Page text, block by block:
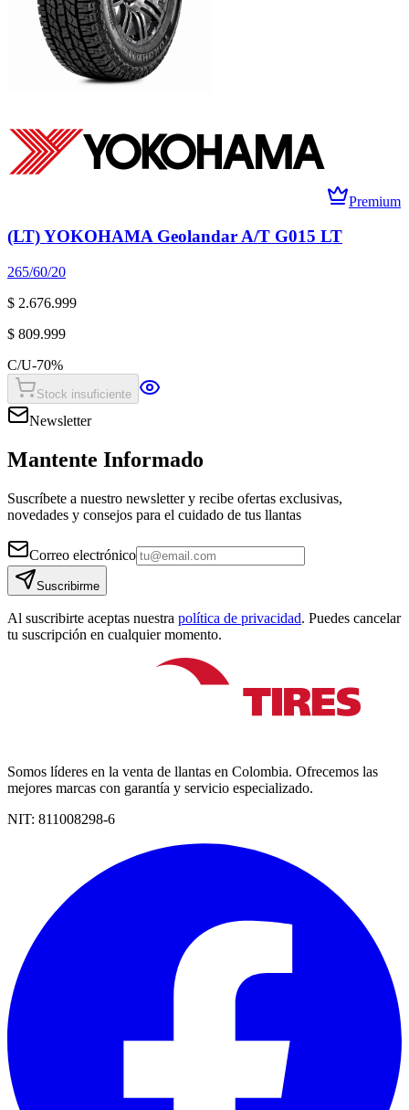
Premium
(LT) YOKOHAMA Geolandar A/T G015 LT
265/60/20
$ 2.676.999
$ 809.999
C/U-70%
Stock insuficiente
Newsletter
Mantente Informado
Suscríbete a nuestro newsletter y recibe ofertas exclusivas,
novedades y consejos para el cuidado de tus llantas
Correo electrónico
Suscribirme
Al suscribirte aceptas nuestra política de privacidad. Puedes cancelar
tu suscripción en cualquier momento.
Somos líderes en la venta de llantas en Colombia. Ofrecemos las
mejores marcas con garantía y servicio especializado.
NIT: 811008298-6